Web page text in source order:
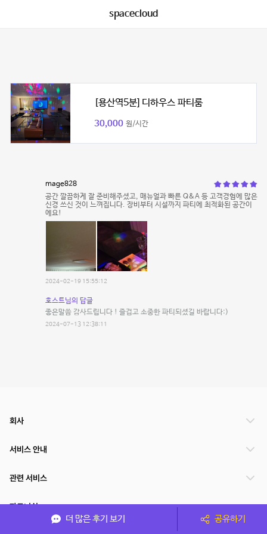
spacecloud
[용산역5분] 디하우스 파티룸
30,000 원/시간
mage828
공간 깔끔하게 잘 준비해주셨고, 매뉴얼과 빠른 Q&A 등 고객경험에 많은
신경 쓰신 것이 느껴집니다. 장비부터 시설까지 파티에 최적화된 공간이
에요!
2024-02-19 15:55:12
호스트님의 답글
좋은말씀 감사드립니다 ! 즐겁고 소중한 파티되셨길 바랍니다:)
2024-07-13 12:38:11
더 많은 후기 보기 공유하기
회사
서비스 안내
관련 서비스
파트너쉽